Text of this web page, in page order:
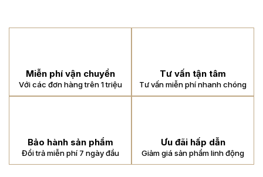
Miễn phí vận chuyển
Với các đơn hàng trên 1 triệu
Tư vấn tận tâm
Tư vấn miễn phí nhanh chóng
Bảo hành sản phẩm
Đổi trả miễn phí 7 ngày đầu
Ưu đãi hấp dẫn
Giảm giá sản phẩm linh động